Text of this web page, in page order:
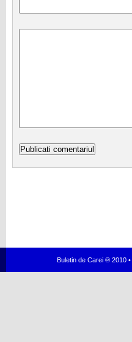
Buletin de Carei ® 2010